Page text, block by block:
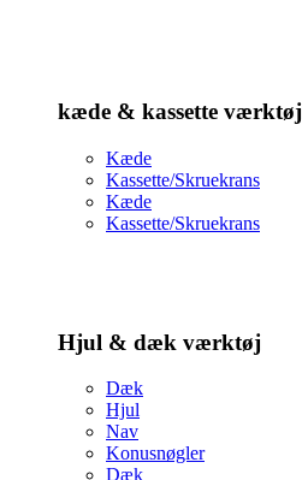
kæde & kassette værktøj
Kæde
Kassette/Skruekrans
Kæde
Kassette/Skruekrans
Hjul & dæk værktøj
Dæk
Hjul
Nav
Konusnøgler
Dæk